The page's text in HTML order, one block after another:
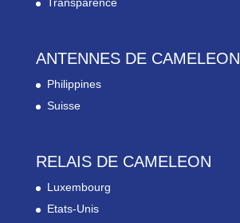
ANTENNES DE CAMELEON
Philippines
Suisse
RELAIS DE CAMELEON
Luxembourg
Etats-Unis